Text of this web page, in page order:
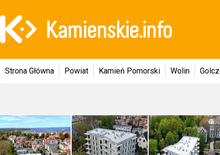
Strona Główna Powiat Kamień Pomorski Wolin